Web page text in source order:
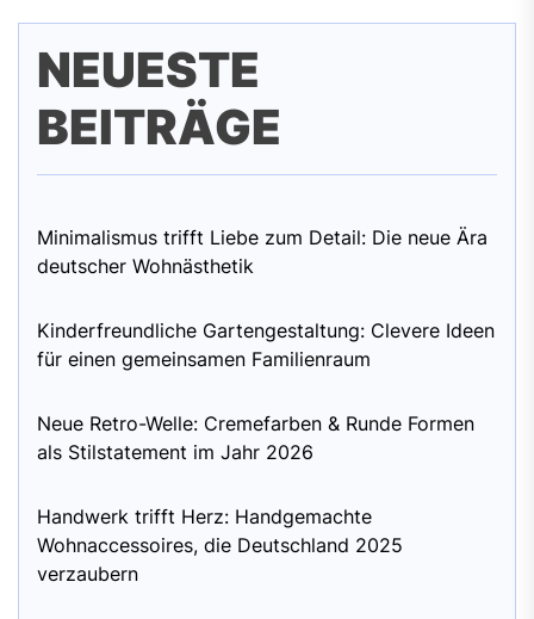
NEUESTE
BEITRÄGE
Minimalismus trifft Liebe zum Detail: Die neue Ära
deutscher Wohnästhetik
Kinderfreundliche Gartengestaltung: Clevere Ideen
für einen gemeinsamen Familienraum
Neue Retro-Welle: Cremefarben & Runde Formen
als Stilstatement im Jahr 2026
Handwerk trifft Herz: Handgemachte
Wohnaccessoires, die Deutschland 2025
verzaubern